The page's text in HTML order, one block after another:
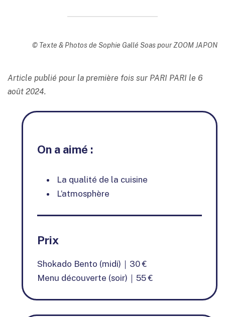
© Texte & Photos de Sophie Gallé Soas pour ZOOM JAPON
Article publié pour la première fois sur PARI PARI le 6
août 2024.
On a aimé :
La qualité de la cuisine
L’atmosphère
Prix
Shokado Bento (midi)｜30 €
Menu découverte (soir)｜55 €